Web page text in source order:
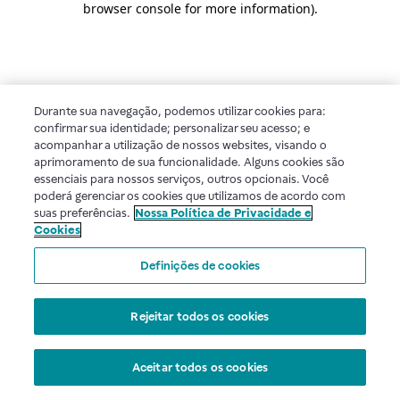
browser console for more information).
Durante sua navegação, podemos utilizar cookies para:
confirmar sua identidade; personalizar seu acesso; e
acompanhar a utilização de nossos websites, visando o
aprimoramento de sua funcionalidade. Alguns cookies são
essenciais para nossos serviços, outros opcionais. Você
poderá gerenciar os cookies que utilizamos de acordo com
suas preferências. Nossa Política de Privacidade e
Cookies
Definições de cookies
Rejeitar todos os cookies
Aceitar todos os cookies